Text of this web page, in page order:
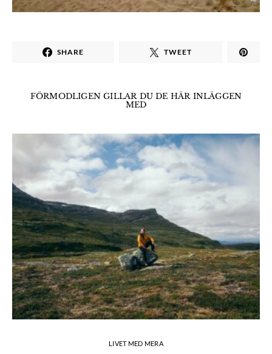
SHARE TWEET
FÖRMODLIGEN GILLAR DU DE HÄR INLÄGGEN
MED
LIVET MED MERA